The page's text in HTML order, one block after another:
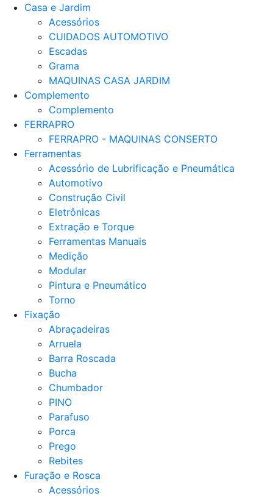
Casa e Jardim
Acessórios
CUIDADOS AUTOMOTIVO
Escadas
Grama
MAQUINAS CASA JARDIM
Complemento
Complemento
FERRAPRO
FERRAPRO - MAQUINAS CONSERTO
Ferramentas
Acessório de Lubrificação e Pneumática
Automotivo
Construção Civil
Eletrônicas
Extração e Torque
Ferramentas Manuais
Medição
Modular
Pintura e Pneumático
Torno
Fixação
Abraçadeiras
Arruela
Barra Roscada
Bucha
Chumbador
PINO
Parafuso
Porca
Prego
Rebites
Furação e Rosca
Acessórios